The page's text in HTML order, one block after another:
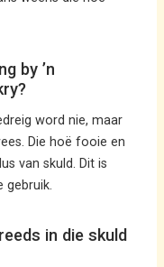
by ’n
word nie, maar
Die hoë fooie en
van skuld. Dit is
gebruik.
in die skuld